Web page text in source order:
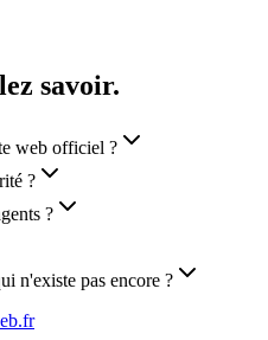
savoir.
web officiel ?
?
?
n'existe pas encore ?